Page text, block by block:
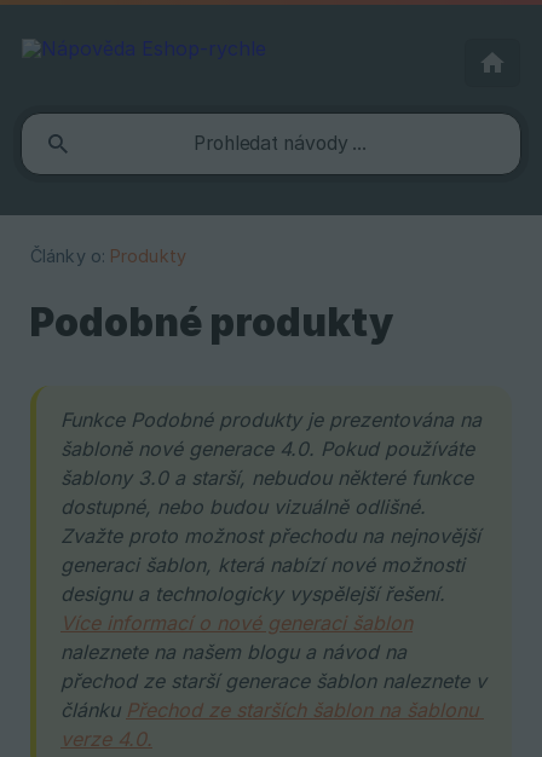
Články o: Produkty
Podobné produkty
Funkce Podobné produkty je prezentována na
šabloně nové generace 4.0. Pokud používáte
šablony 3.0 a starší, nebudou některé funkce
dostupné, nebo budou vizuálně odlišné.
Zvažte proto možnost přechodu na nejnovější
generaci šablon, která nabízí nové možnosti
Více informací o nové generaci šablon
naleznete na našem blogu a návod na
přechod ze starší generace šablon naleznete v
článku Přechod ze starších šablon na šablonu
verze 4.0.